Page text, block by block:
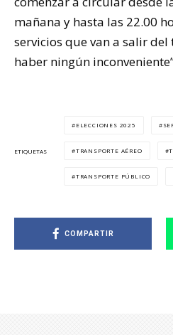
mañana y hasta las 22.00
servicios que van a salir
haber ningún
ETIQUETAS
ELECCIONES 2025
TRANSPORTE AÉREO
TRANSPORTE PÚBLICO
COMPARTIR